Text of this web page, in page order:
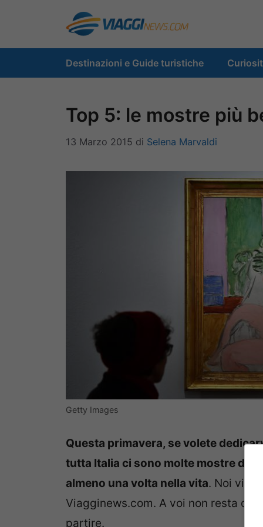
contenuto
Destinazioni e Guide turistiche
Top 5: le mostre più
13 Marzo 2015 di Selena Marvaldi
Getty Images
Questa primavera, se volete
tutta Italia ci sono molte mostre di
almeno una volta nella vita. Noi vi
Viagginews.com. A voi non resta da
partire.